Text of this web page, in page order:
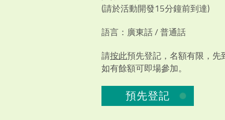
(請於活動開發15分鐘前到達)
語言：廣東話 / 普通話
請按此預先登記，名額有限，先
如有餘額可即場參加。
預先登記